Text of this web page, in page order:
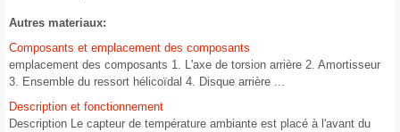
Autres materiaux:
Composants et emplacement des composants
emplacement des composants 1. L'axe de torsion arrière 2. Amortisseur
3. Ensemble du ressort hélicoïdal 4. Disque arrière ...
Description et fonctionnement
Description Le capteur de température ambiante est placé à l'avant du